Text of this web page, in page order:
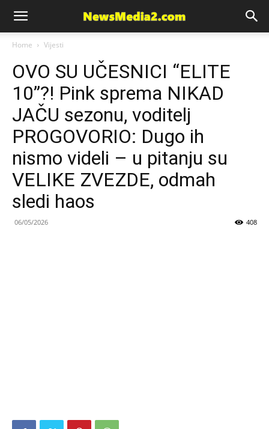
News
Media
Home Vijesti
OVO SU UČESNICI “ELITE
10”?! Pink sprema NIKAD
JAČU sezonu, voditelj
PROGOVORIO: Dugo ih
nismo videli – u pitanju su
VELIKE ZVEZDE, odmah
sledi haos
06/05/2026 408